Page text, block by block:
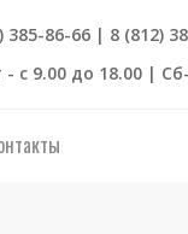
385-86-66 | 8 (812)
- с 9.00 до 18.00 |